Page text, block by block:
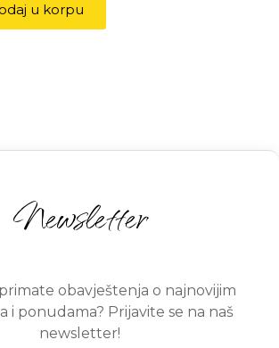
u korpu
Newsletter
obavještenja o najnovijim
i ponudama? Prijavite se na naš
newsletter!